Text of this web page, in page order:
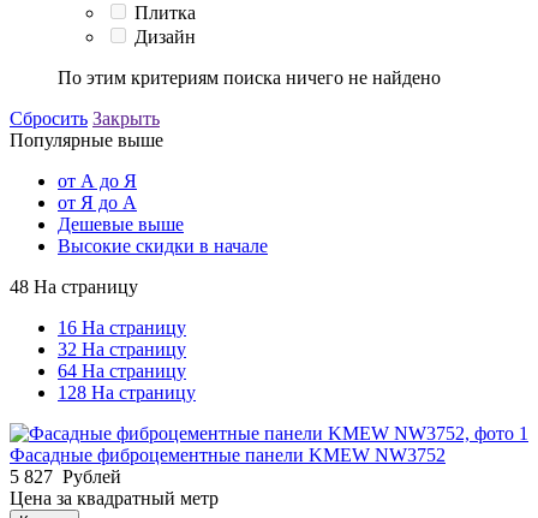
Плитка
Дизайн
По этим критериям поиска ничего не найдено
Сбросить Закрыть
Популярные выше
от А до Я
от Я до А
Дешевые выше
Высокие скидки в начале
48 На страницу
16 На страницу
32 На страницу
64 На страницу
128 На страницу
Фасадные фиброцементные панели KMEW NW3752
5 827 Рублей
Цена за квадратный метр